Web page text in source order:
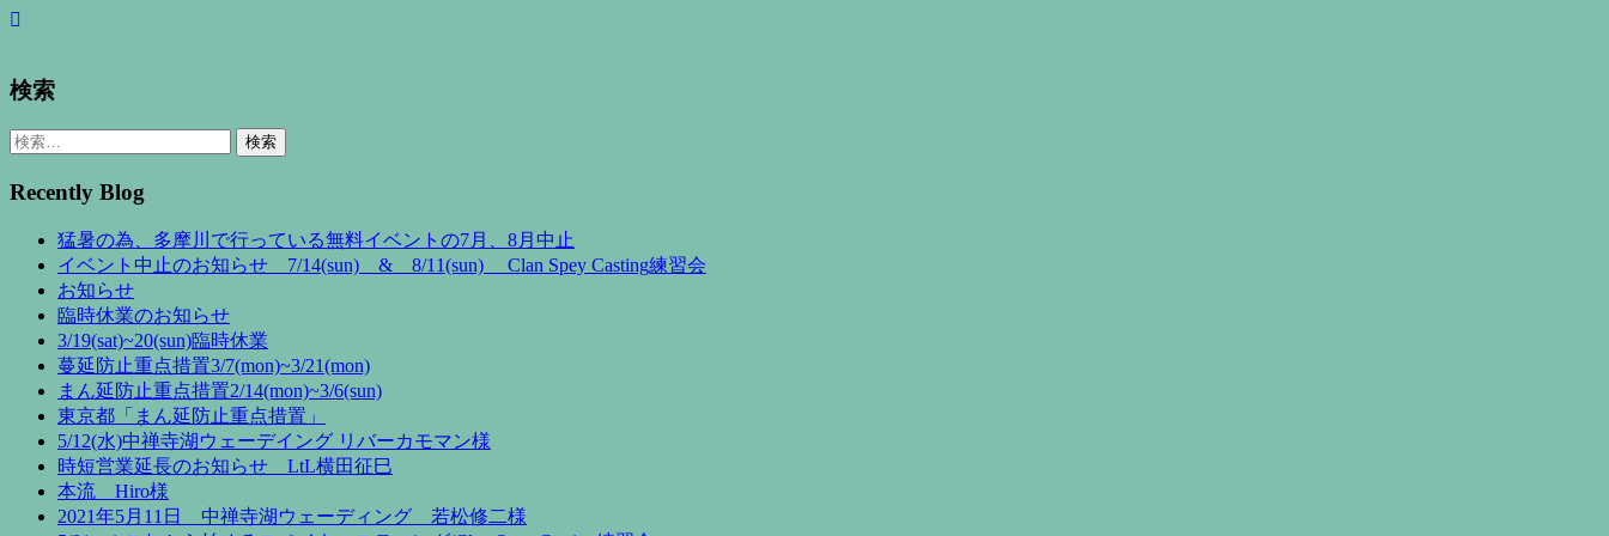
検索
検
Recently Blog
猛暑の為、多摩川で行っている無料イベントの7月、8月中止
イベント中止のお知らせ 7/14(sun) & 8/11(sun) Clan Spey Casting練習会
お知らせ
臨時休業のお知らせ
3/19(sat)~20(sun)臨時休業
蔓延防止重点措置3/7(mon)~3/21(mon)
まん延防止重点措置2/14(mon)~3/6(sun)
東京都「まん延防止重点措置」
5/12(水)中禅寺湖ウェーデイング リバーカモマン様
時短営業延長のお知らせ LtL横田征巳
本流 Hiro様
2021年5月11日 中禅寺湖ウェーディング 若松修二様